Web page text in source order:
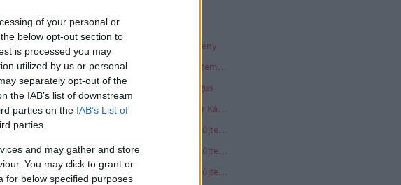
of your personal or
below opt-out section to
is processed you may
utilized by us or personal
separately opt-out of the
the IAB’s list of downstream
parties on the IAB’s List of
parties.
and may gather and store
You may click to grant or
for below specified purposes
Kép archívum - képek 2012
Képeslap hanglemez gyűjtemény
Komolyzenei hanglemez gyűjtemény
Könyv - dokumentum katalógus
Kormányrendelet - a Quaestor Károsultak Kárrendezési Alapjához a kárrendezés iránti kérelem kormányablakon keresztül történő benyújtásáról
Long Play vinyl hanglemez gyűjtemény
Long Play vinyl hanglemez gyűjtemény 2. oldal
Long Play vinyl hanglemez gyűjtemény 3. oldal